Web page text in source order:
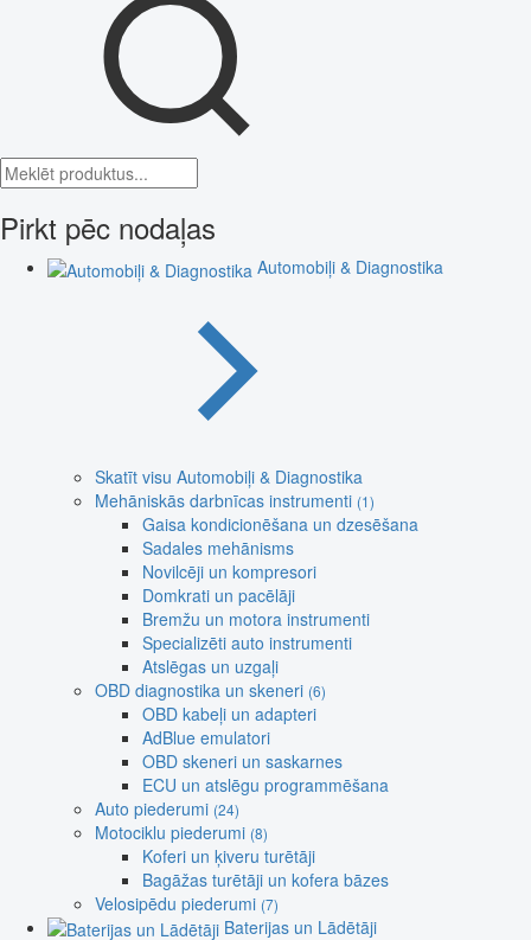
Pirkt pēc nodaļas
Automobiļi & Diagnostika
Skatīt visu Automobiļi & Diagnostika
Mehāniskās darbnīcas instrumenti (1)
Gaisa kondicionēšana un dzesēšana
Sadales mehānisms
Novilcēji un kompresori
Domkrati un pacēlāji
Bremžu un motora instrumenti
Specializēti auto instrumenti
Atslēgas un uzgaļi
OBD diagnostika un skeneri (6)
OBD kabeļi un adapteri
AdBlue emulatori
OBD skeneri un saskarnes
ECU un atslēgu programmēšana
Auto piederumi (24)
Motociklu piederumi (8)
Koferi un ķiveru turētāji
Bagāžas turētāji un kofera bāzes
Velosipēdu piederumi (7)
Baterijas un Lādētāji